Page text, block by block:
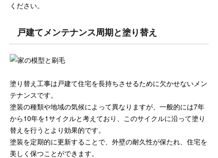
ください。
戸建てメンテナンス周期と塗り替え
塗り替え工事は戸建て住宅を長持ちさせるために欠かせないメン
テナンスです。
塗装の種類や地域の気候によって異なりますが、一般的には7年
から10年を1サイクルと考えており、このサイクルに沿って塗り
替えを行うとより効果的です。
塗装を定期的に更新することで、外壁の耐久性が保たれ、住宅を
美しく保つことができます。